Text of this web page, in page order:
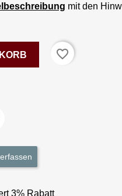
mit den
favorite_border
3% Rabatt